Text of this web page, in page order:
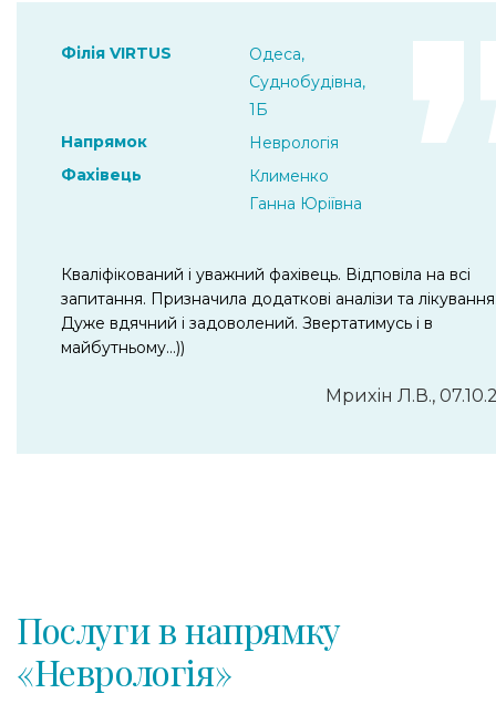
Філія VIRTUS
Одеса,
Суднобудівна,
1Б
Напрямок
Неврологія
Фахівець
Клименко
Ганна Юріївна
Кваліфікований і уважний фахівець. Відповіла на всі
запитання. Призначила додаткові аналізи та
Дуже вдячний і задоволений. Звертатимусь і в
майбутньому…))
Мрихін Л.В.,
Послуги в напрямку
«Неврологія»